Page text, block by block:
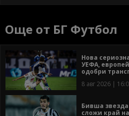
Още от БГ Футбол
Нова
УЕФА,
одобри
8 авг 2026 |
Бивша
сложи край